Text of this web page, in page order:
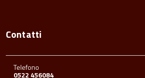
Contatti
Telefono
0522 456084